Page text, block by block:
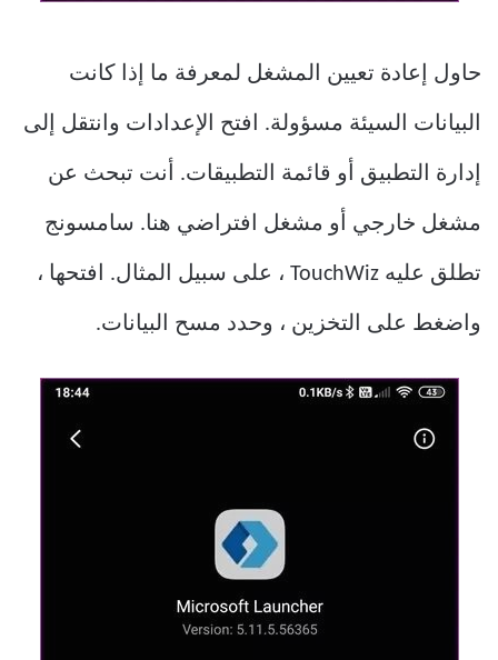
حاول إعادة تعيين المشغل لمعرفة ما إذا كانت
البيانات السيئة مسؤولة. افتح الإعدادات وانتقل إلى
إدارة التطبيق أو قائمة التطبيقات. أنت تبحث عن
مشغل خارجي أو مشغل افتراضي هنا. سامسونج
تطلق عليه TouchWiz ، على سبيل المثال. افتحها ،
واضغط على التخزين ، وحدد مسح البيانات.